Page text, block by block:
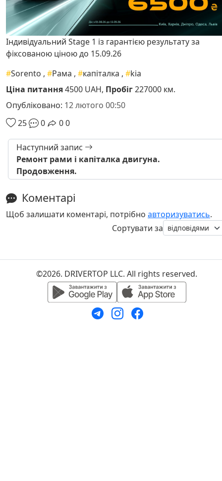
Індивідуальний Stage 1 із гарантією результату за
фіксованою ціною до 15.09.26
#Sorento , #Рама , #капіталка , #kia
Ціна питання4500 UAH, Пробіг227000 км.
Опубліковано: 12 лютого 00:50
25
0 00
Наступний запис
Ремонт рами і капіталка двигуна.
Продовження.
Коментарі
Щоб залишати коментарі, потрібно авторизуватись.
Сортувати за
©2026. DRIVERTOP LLC. All rights reserved.